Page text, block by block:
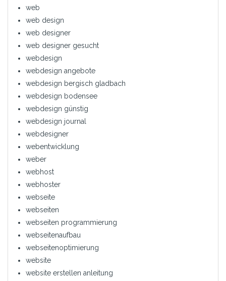
web
web design
web designer
web designer gesucht
webdesign
webdesign angebote
webdesign bergisch gladbach
webdesign bodensee
webdesign günstig
webdesign journal
webdesigner
webentwicklung
weber
webhost
webhoster
webseite
webseiten
webseiten programmierung
webseitenaufbau
webseitenoptimierung
website
website erstellen anleitung